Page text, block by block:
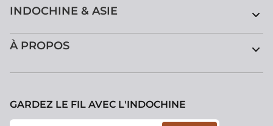
INDOCHINE & ASIE
À PROPOS
GARDEZ LE FIL AVEC L'INDOCHINE